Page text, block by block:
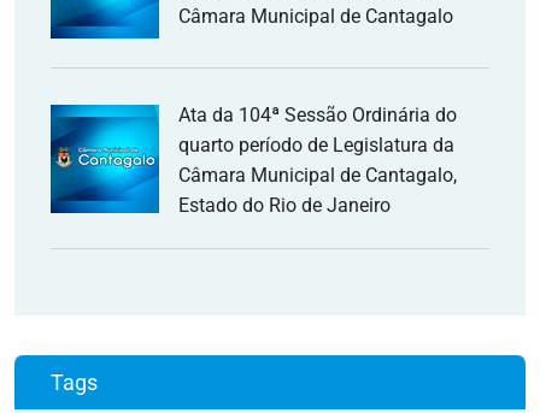
Câmara Municipal de Cantagalo
Ata da 104ª Sessão Ordinária do
quarto período de Legislatura da
Câmara Municipal de Cantagalo,
Estado do Rio de Janeiro
Tags